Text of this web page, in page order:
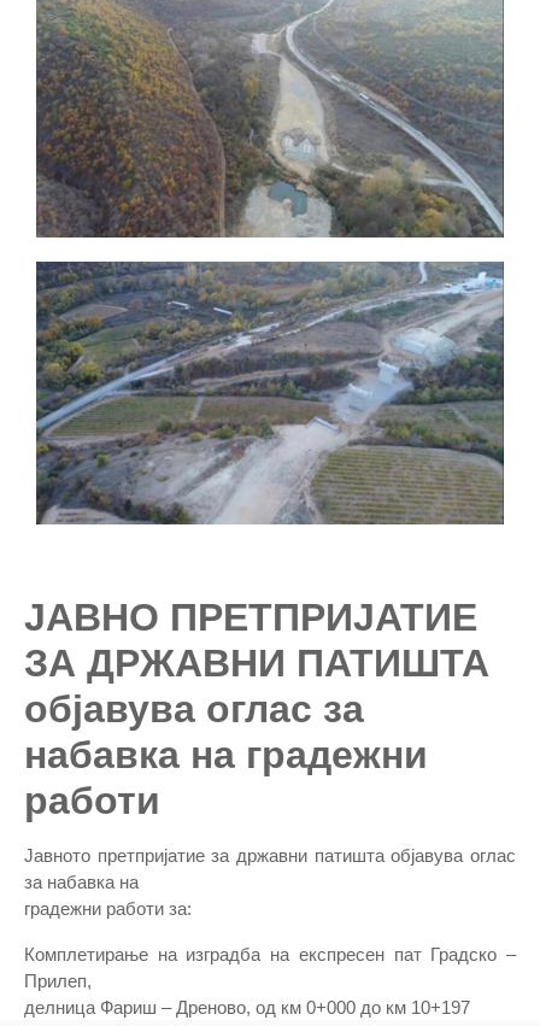
ЈАВНО ПРЕТПРИЈАТИЕ
ЗА ДРЖАВНИ ПАТИШТА
oбјавува оглас за
набавка на градежни
работи
Јавното претпријатие за државни патишта објавува оглас
за набавка на
градежни работи за:
Комплетирање на изградба на експресен пат Градско –
Прилеп,
делница Фариш – Дреновo, од км 0+000 до км 10+197